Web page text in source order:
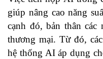
giúp nâng cao năng
cạnh đó, bản thân
thương mại. Từ đó,
hệ thống AI áp dụng